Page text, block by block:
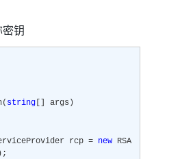
钥
string[] args)
rcp = newRSA